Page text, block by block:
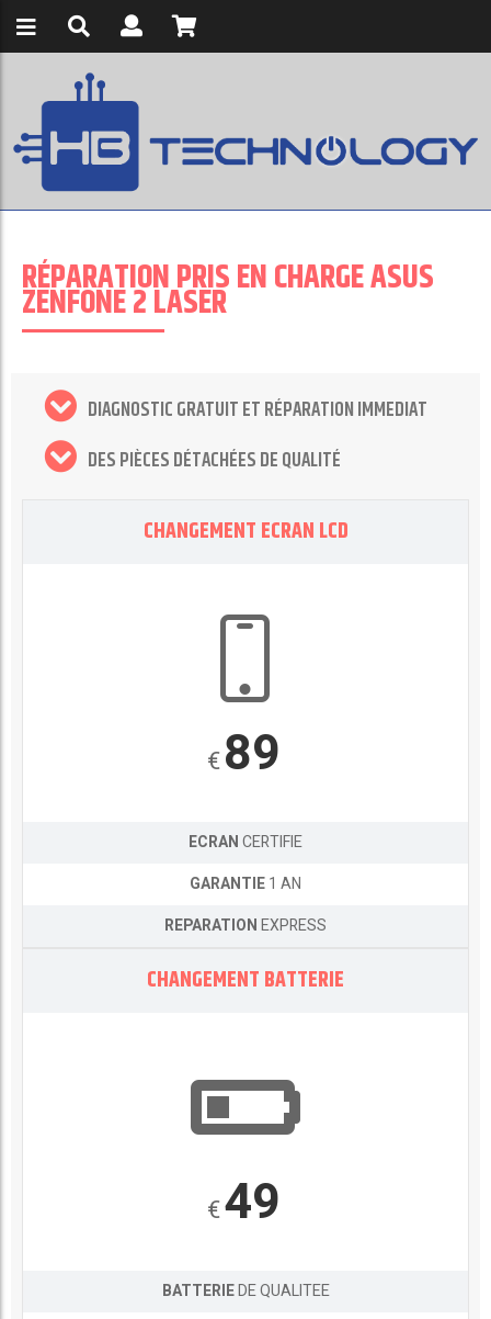
RÉPARATION PRIS EN CHARGE ASUS
ZENFONE 2 LASER
DIAGNOSTIC GRATUIT ET RÉPARATION IMMEDIAT
DES PIÈCES DÉTACHÉES DE QUALITÉ
CHANGEMENT ECRAN LCD
€89
ECRANCERTIFIE
GARANTIE1 AN
REPARATIONEXPRESS
CHANGEMENT BATTERIE
€49
BATTERIEDE QUALITEE